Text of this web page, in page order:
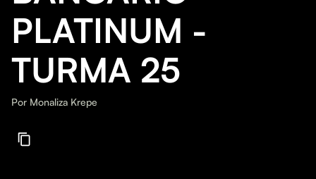
PLATINUM -
TURMA 25
Por Monaliza Krepe